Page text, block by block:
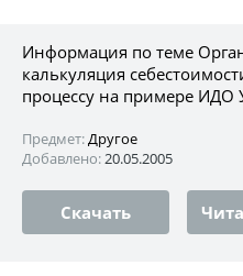
Информация по теме
калькуляция
процессу на примере ИДО
Предмет:Другое
Добавлено:20.05.2005
Скачать